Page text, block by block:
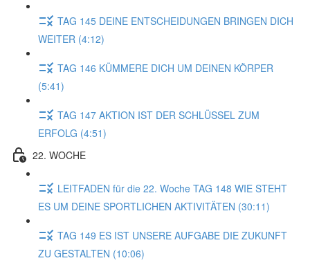
TAG 145 DEINE ENTSCHEIDUNGEN BRINGEN DICH
WEITER (4:12)
TAG 146 KÜMMERE DICH UM DEINEN KÖRPER
(5:41)
TAG 147 AKTION IST DER SCHLÜSSEL ZUM
ERFOLG (4:51)
22. WOCHE
LEITFADEN für die 22. Woche TAG 148 WIE STEHT
ES UM DEINE SPORTLICHEN AKTIVITÄTEN (30:11)
TAG 149 ES IST UNSERE AUFGABE DIE ZUKUNFT
ZU GESTALTEN (10:06)